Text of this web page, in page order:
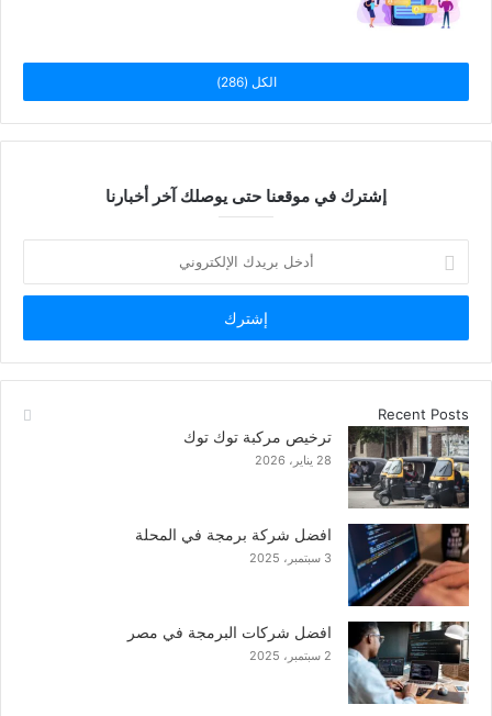
الكل (286)
إشترك في موقعنا حتى يوصلك آخر أخبارنا
بريدك
الإلكتروني
Recent Posts
ترخيص مركبة توك توك
28 يناير، 2026
افضل شركة برمجة في المحلة
3 سبتمبر، 2025
افضل شركات البرمجة في مصر
2 سبتمبر، 2025